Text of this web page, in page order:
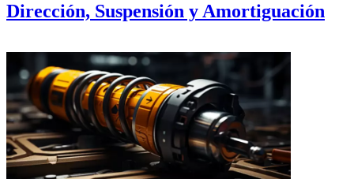
Dirección, Suspensión y Amortiguación